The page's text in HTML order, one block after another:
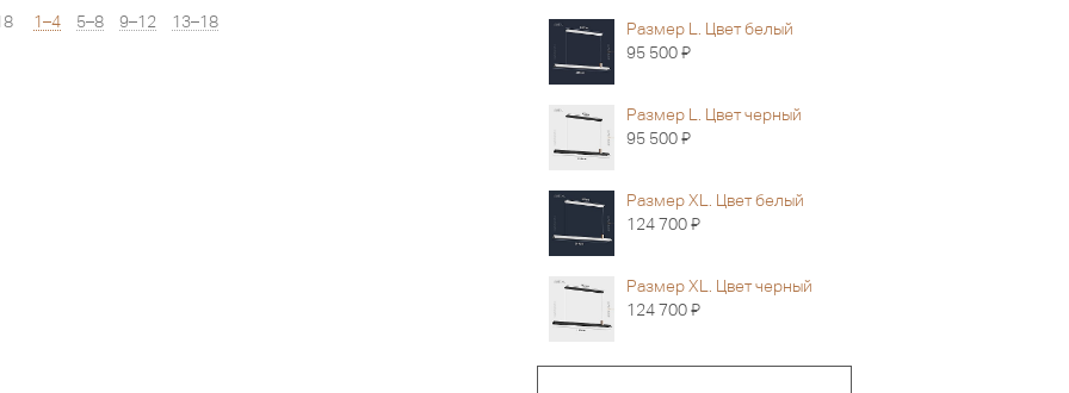
1–4 5–8 9–12 13–18
Размер L. Цвет белый
95 500Я
Размер L. Цвет черный
95 500Я
Размер XL. Цвет белый
124 700Я
Размер XL. Цвет черный
124 700Я